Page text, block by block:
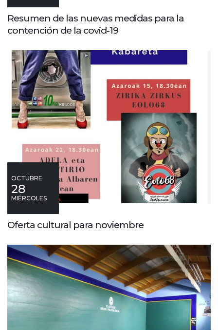
Resumen de las nuevas medidas para la
contención de la covid-19
OCTUBRE
28
MIÉRCOLES
Oferta cultural para noviembre